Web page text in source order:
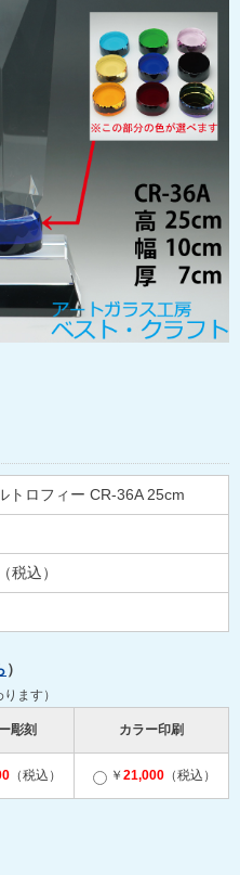
トロフィー CR-36A 25cm
（税込）
）
ます）
彫刻 カラー印刷
（税込） ￥ 21,000（税込）